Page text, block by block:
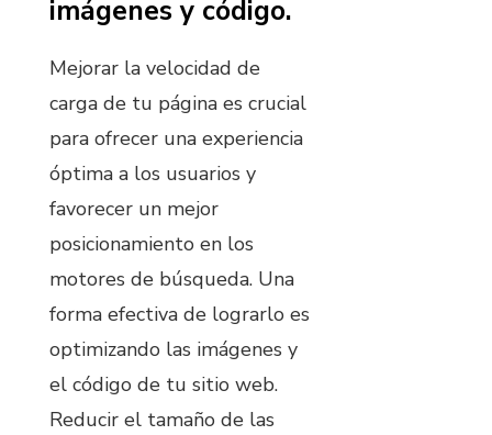
imágenes y código.
Mejorar la velocidad de
carga de tu página es crucial
para ofrecer una experiencia
óptima a los usuarios y
favorecer un mejor
posicionamiento en los
motores de búsqueda. Una
forma efectiva de lograrlo es
optimizando las imágenes y
el código de tu sitio web.
Reducir el tamaño de las